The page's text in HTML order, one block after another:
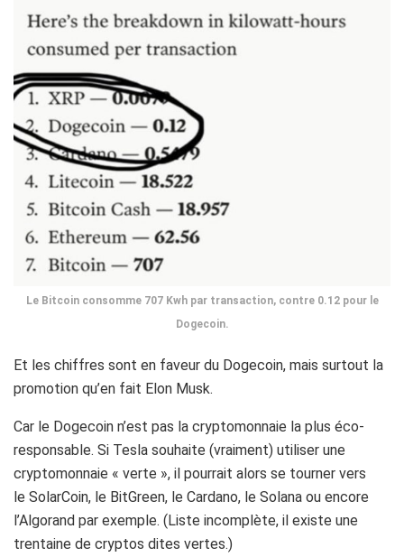
Le Bitcoin consomme 707 Kwh par transaction, contre 0.12 pour le
Dogecoin.
Et les chiffres sont en faveur du Dogecoin, mais surtout la
promotion qu’en fait Elon Musk.
Car le Dogecoin n’est pas la cryptomonnaie la plus éco-
responsable. Si Tesla souhaite (vraiment) utiliser une
cryptomonnaie « verte », il pourrait alors se tourner vers
le SolarCoin, le BitGreen, le Cardano, le Solana ou encore
l’Algorand par exemple. (Liste incomplète, il existe une
trentaine de cryptos dites vertes.)